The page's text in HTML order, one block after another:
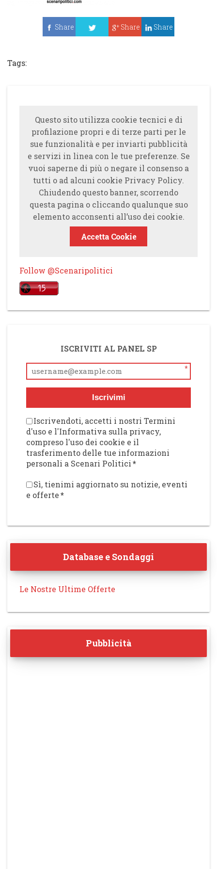
Share
Share Share
Tags:
Questo sito utilizza cookie tecnici e di
profilazione propri e di terze parti per le
sue funzionalità e per inviarti pubblicità
e servizi in linea con le tue preferenze. Se
vuoi saperne di più o negare il consenso a
tutti o ad alcuni cookie Privacy Policy.
Chiudendo questo banner, scorrendo
questa pagina o cliccando qualunque suo
elemento acconsenti all’uso dei cookie.
Accetta Cookie
Follow @Scenaripolitici
ISCRIVITI AL PANEL SP
*
Iscrivimi
Iscrivendoti, accetti i nostri Termini
d'uso e l'Informativa sulla privacy,
compreso l'uso dei cookie e il
trasferimento delle tue informazioni
personali a Scenari Politici*
Sì, tienimi aggiornato su notizie, eventi
e offerte*
Database e Sondaggi
Le Nostre Ultime Offerte
Pubblicità